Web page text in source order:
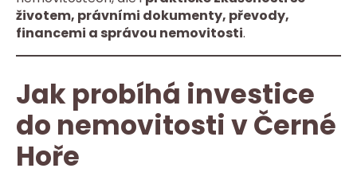
životem, právními dokumenty, převody,
financemi a správou nemovitosti.
Jak probíhá investice
do nemovitosti v Černé
Hoře